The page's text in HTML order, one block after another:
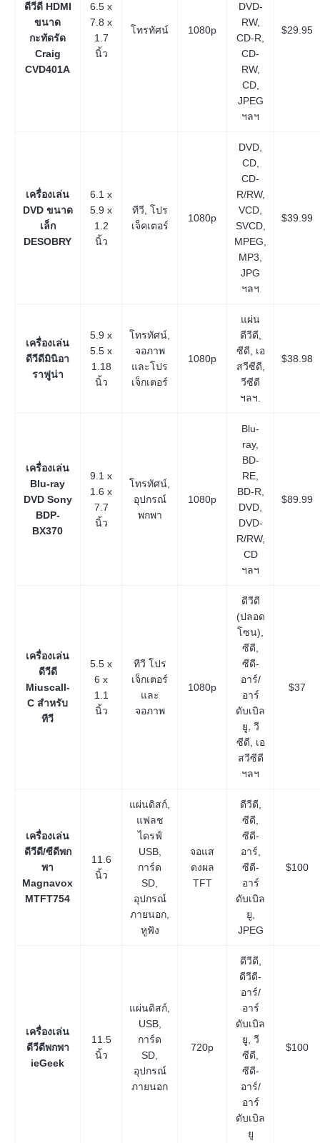
ดีวีดี HDMI
ขนาด
กะทัดรัด
Craig
CVD401A
6.5 x
7.8 x
1.7
นิ้ว
โทรทัศน์ 1080p
DVD-
RW,
CD-R,
CD-
RW,
CD,
JPEG
ฯลฯ
$29.95
เครื่องเล่น
DVD ขนาด
เล็ก
DESOBRY
6.1 x
5.9 x
1.2
นิ้ว
ทีวี, โปร
เจ็คเตอร์
1080p
DVD,
CD,
CD-
R/RW,
VCD,
SVCD,
MPEG,
MP3,
JPG
ฯลฯ
$39.99
เครื่องเล่น
ดีวีดีมินิอา
ราฟูน่า
5.9 x
5.5 x
1.18
นิ้ว
โทรทัศน์,
จอภาพ
และโปร
เจ็กเตอร์
1080p
แผ่น
ดีวีดี,
ซีดี, เอ
สวีซีดี,
วีซีดี
ฯลฯ.
$38.98
เครื่องเล่น
Blu-ray
DVD Sony
BDP-
BX370
9.1 x
1.6 x
7.7
นิ้ว
โทรทัศน์,
อุปกรณ์
พกพา
1080p
Blu-
ray,
BD-
RE,
BD-R,
DVD,
DVD-
R/RW,
CD
ฯลฯ
$89.99
เครื่องเล่น
ดีวีดี
Miuscall-
C สำหรับ
ทีวี
5.5 x
6 x
1.1
นิ้ว
ทีวี โปร
เจ็กเตอร์
และ
จอภาพ
1080p
ดีวีดี
(ปลอด
โซน),
ซีดี,
ซีดี-
อาร์/
อาร์
ดับเบิล
ยู, วี
ซีดี, เอ
สวีซีดี
ฯลฯ
$37
เครื่องเล่น
ดีวีดี/ซีดีพก
พา
Magnavox
MTFT754
11.6
นิ้ว
แผ่นดิสก์,
แฟลช
ไดรฟ์
USB,
การ์ด
SD,
อุปกรณ์
ภายนอก,
หูฟัง
จอแส
ดงผล
TFT
ดีวีดี,
ซีดี,
ซีดี-
อาร์,
ซีดี-
อาร์
ดับเบิล
ยู,
JPEG
$100
เครื่องเล่น
ดีวีดีพกพา
ieGeek
11.5
นิ้ว
แผ่นดิสก์,
USB,
การ์ด
SD,
อุปกรณ์
ภายนอก
720p
ดีวีดี,
ดีวีดี-
อาร์/
อาร์
ดับเบิล
ยู, วี
ซีดี,
ซีดี-
อาร์/
อาร์
ดับเบิล
ยู
$100